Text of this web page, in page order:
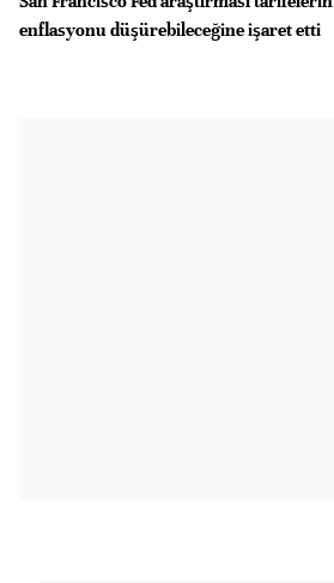
enflasyonu düşürebileceğine işaret etti